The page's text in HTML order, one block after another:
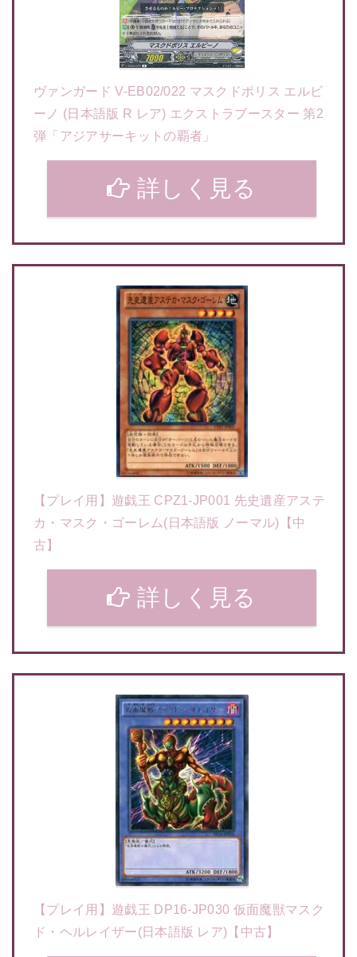
ヴァンガード V-EB02/022 マスクドポリス エルビ
ーノ (日本語版 R レア) エクストラブースター 第2
弾「アジアサーキットの覇者」
詳しく見る
【プレイ用】遊戯王 CPZ1-JP001 先史遺産アステ
カ・マスク・ゴーレム(日本語版 ノーマル)【中
古】
詳しく見る
【プレイ用】遊戯王 DP16-JP030 仮面魔獣マスク
ド・ヘルレイザー(日本語版 レア)【中古】